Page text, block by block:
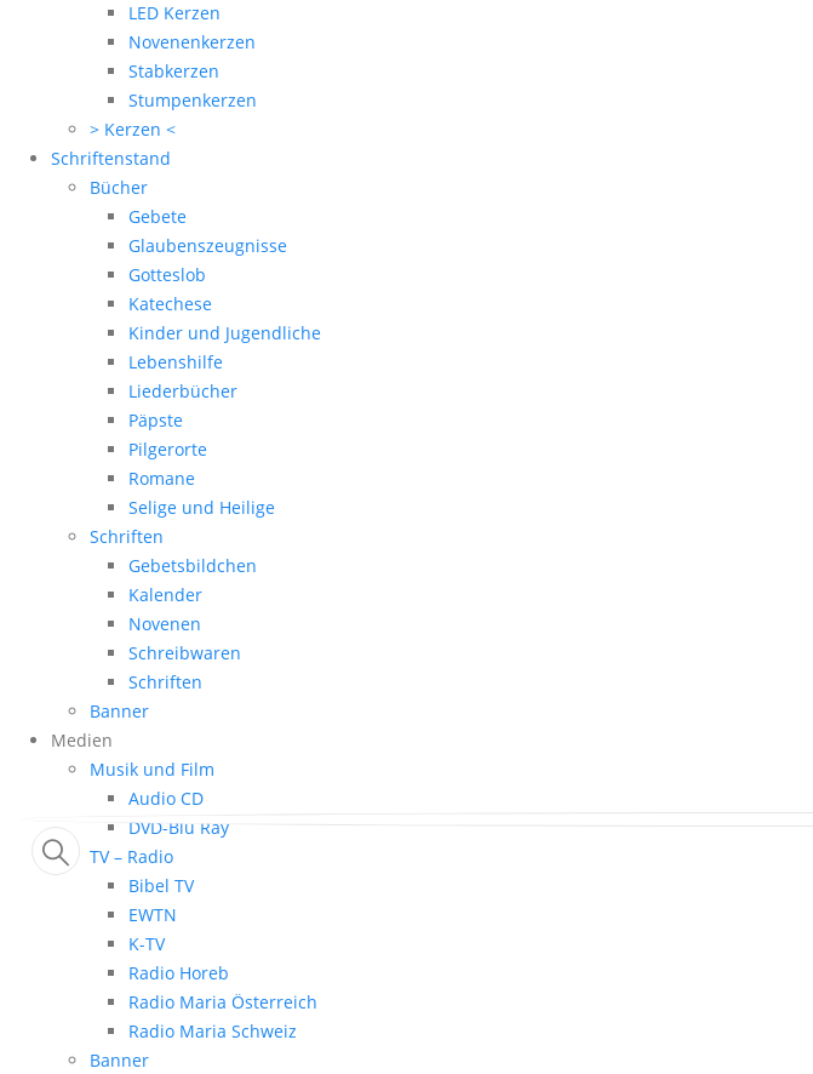
LED Kerzen
Novenenkerzen
Stabkerzen
Stumpenkerzen
> Kerzen <
Schriftenstand
Bücher
Gebete
Glaubenszeugnisse
Gotteslob
Katechese
Kinder und Jugendliche
Lebenshilfe
Liederbücher
Päpste
Pilgerorte
Romane
Selige und Heilige
Schriften
Gebetsbildchen
Kalender
Novenen
Schreibwaren
Schriften
Banner
Medien
Musik und Film
Audio CD
DVD-Blu Ray
TV – Radio
Bibel TV
EWTN
K-TV
Radio Horeb
Radio Maria Österreich
Radio Maria Schweiz
Banner